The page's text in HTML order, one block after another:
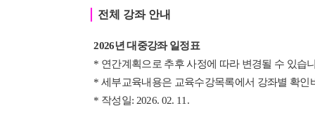
전체 강좌 안내
2026년 대중강좌 일정표
* 연간계획으로 추후 사정에 따라 변경될 수 있습
* 세부교육내용은 교육수강목록에서 강좌별 확인
* 작성일: 2026. 02. 11.